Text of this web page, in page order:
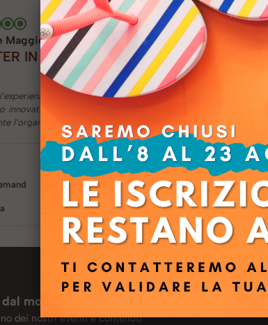
Maggiolo
IN TECHNOLOGY LAW, Legal
di master in Technology Law & Legal
innovativo e attuale per i contenuti e gli argomenti
l’organizzazione del personale MELIUSform.
mondo Meliusform
dei nostri eventi e contenuti